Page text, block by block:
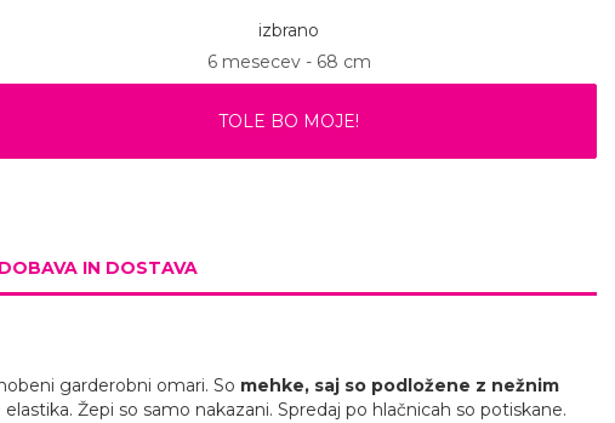
izbrano
6 mesecev - 68 cm
TOLE BO MOJE!
DOBAVA IN DOSTAVA
garderobni omari. So mehke, saj so podložene z nežnim
Žepi so samo nakazani. Spredaj po hlačnicah so potiskane.